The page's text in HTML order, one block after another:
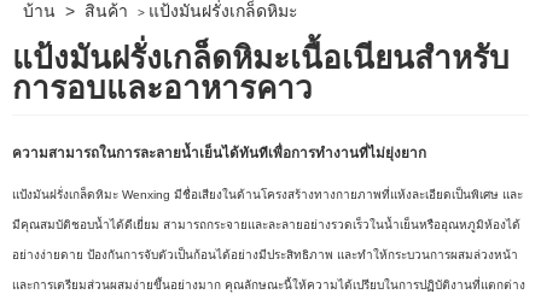
บ้าน > สินค้า > แป้งมันฝรั่งเกล็ดหิมะ
แป้งมันฝรั่งเกล็ดหิมะเนื้อเนียนสำหรับ
การอบและอาหารคาว
ความสามารถในการละลายน้ำเย็นได้ทันทีเพื่อการทำงานที่ไม่ยุ่งยาก
แป้งมันฝรั่งเกล็ดหิมะ Wenxing มีชื่อเสียงในด้านโครงสร้างทางกายภาพที่แห้งละเอียดเป็นพิเศษ และ
มีคุณสมบัติชอบน้ำได้ดีเยี่ยม สามารถกระจายและละลายอย่างรวดเร็วในน้ำเย็นหรืออุณหภูมิห้องได้
อย่างง่ายดาย ป้องกันการจับตัวเป็นก้อนได้อย่างมีประสิทธิภาพ และทำให้กระบวนการผสมล่วงหน้า
และการเตรียมส่วนผสมง่ายขึ้นอย่างมาก คุณลักษณะนี้ให้ความได้เปรียบในการปฏิบัติงานที่แตกต่าง